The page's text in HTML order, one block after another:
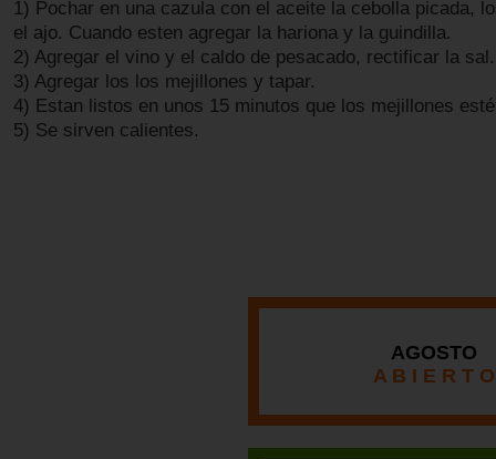
1) Pochar en una cazula con el aceite la cebolla picada,
el ajo. Cuando esten agregar la hariona y la guindilla.
2) Agregar el vino y el caldo de pesacado, rectificar la sal.
3) Agregar los los mejillones y tapar.
4) Estan listos en unos 15 minutos que los mejillones
5) Se sirven calientes.
AGOSTO
A B I E R T O